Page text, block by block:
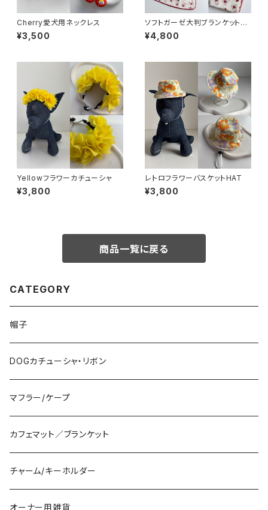
Cherry愛犬用ネックレス
¥3,500
ソフトガーゼ大判ブランケット／
クマちゃん
¥4,800
Yellowフラワーカチューシャ
¥3,800
レトロフラワーバスケットHAT
¥3,800
商品一覧に戻る
CATEGORY
帽子
DOGカチューシャ・リボン
マフラー/ケープ
カフェマット／ブランケット
チャーム/キーホルダー
オーナー用雑貨